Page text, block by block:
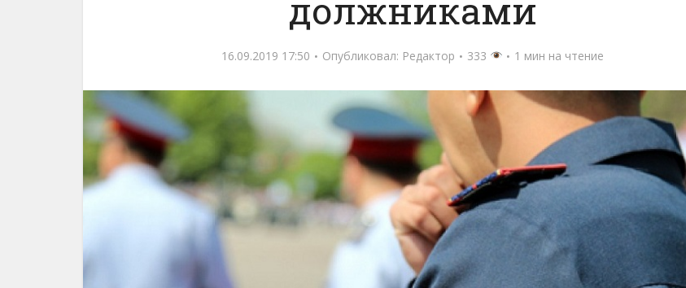
должниками
16.09.2019 17:50 Опубликовал: Редактор 333 1 мин на чтение